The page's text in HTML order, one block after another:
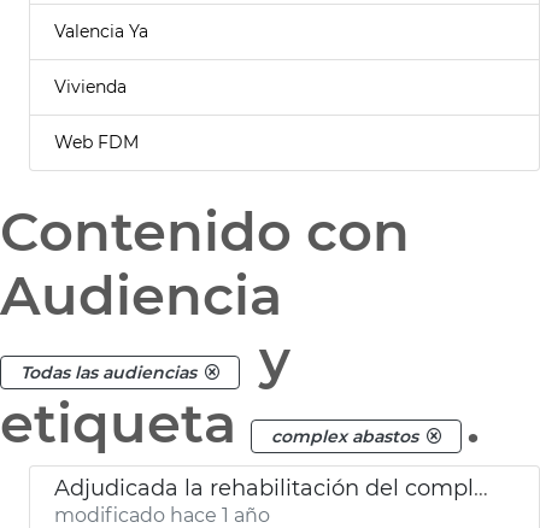
Valencia Ya
Vivienda
Web FDM
Contenido con
Audiencia
Todas las audiencias
y
etiqueta
complex abastos .
Adjudicada la rehabilitación del complejo de Abastos de València
modificado hace 1 año